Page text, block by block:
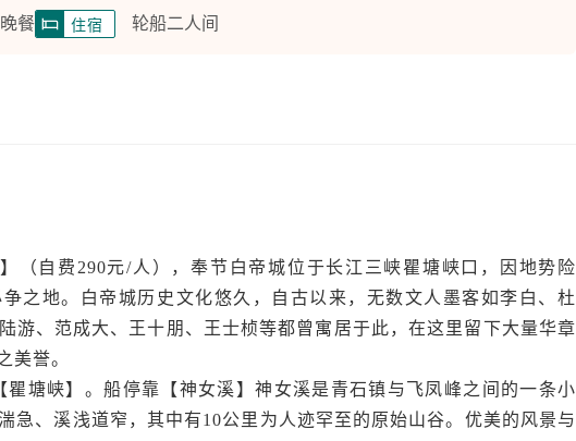
餐 住宿 轮船二人间
（自费290元/人），奉节白帝城位于长江三峡瞿塘峡口，因地势险
之地。白帝城历史文化悠久，自古以来，无数文人墨客如李白、杜
游、范成大、王十朋、王士桢等都曾寓居于此，在这里留下大量华章
美誉。
塘峡】。船停靠【神女溪】神女溪是青石镇与飞凤峰之间的一条小
急、溪浅道窄，其中有10公里为人迹罕至的原始山谷。优美的风景与